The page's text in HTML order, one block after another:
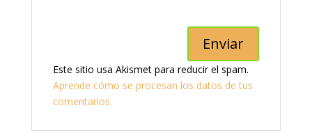
Este sitio usa Akismet para reducir el spam.
Aprende cómo se procesan los datos de tus
comentarios.